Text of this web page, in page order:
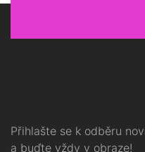
Přihlašte se k odběru
a buďte vždy v obraze!